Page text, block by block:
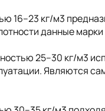
16–23 кг/м3
данные
25–30 кг/м3
Являются